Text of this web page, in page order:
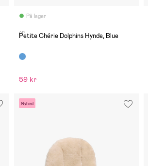
På lager
(1)
Petite Chérie Dolphins Hynde, Blue
59 kr
Nyhed